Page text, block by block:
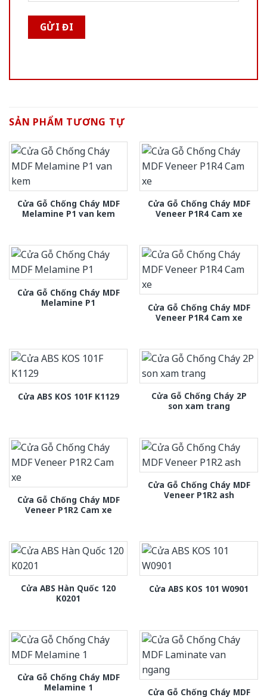
SẢN PHẨM TƯƠNG TỰ
Cửa Gỗ Chống Cháy MDF
Melamine P1 van kem
Cửa Gỗ Chống Cháy MDF
Veneer P1R4 Cam xe
Cửa Gỗ Chống Cháy MDF
Melamine P1
Cửa Gỗ Chống Cháy MDF
Veneer P1R4 Cam xe
Cửa ABS KOS 101F K1129
Cửa Gỗ Chống Cháy 2P
son xam trang
Cửa Gỗ Chống Cháy MDF
Veneer P1R2 Cam xe
Cửa Gỗ Chống Cháy MDF
Veneer P1R2 ash
Cửa ABS Hàn Quốc 120
K0201
Cửa ABS KOS 101 W0901
Cửa Gỗ Chống Cháy MDF
Melamine 1
Cửa Gỗ Chống Cháy MDF